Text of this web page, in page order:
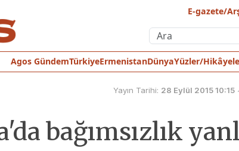
E-gazete/
Agos GündemTürkiyeErmenistanDünyaYüzler/
Yayın Tarihi: 28 Eylül 2015 10:15
bağımsızlık